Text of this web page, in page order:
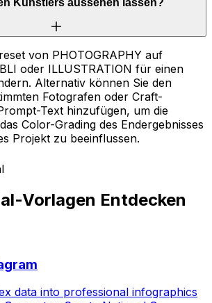
Künstlers aussehen lassen?
von PHOTOGRAPHY auf
oder ILLUSTRATION für einen
Alternativ können Sie den
Fotografen oder Craft-
Text hinzufügen, um die
Color-Grading des Endergebnisses
Projekt zu beeinflussen.
Vorlagen Entdecken
data into professional infographics